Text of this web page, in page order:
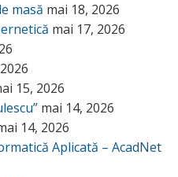
masă mai 18, 2026
mai 17, 2026
15, 2026
mai 14, 2026
14, 2026
Aplicată – AcadNet